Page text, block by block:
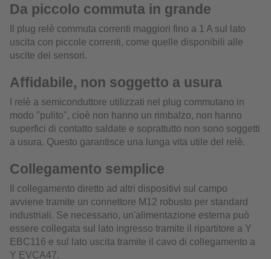
Da piccolo commuta in grande
Il plug relè commuta correnti maggiori fino a 1 A sul lato
uscita con piccole correnti, come quelle disponibili alle
uscite dei sensori.
Affidabile, non soggetto a usura
I relè a semiconduttore utilizzati nel plug commutano in
modo "pulito", cioè non hanno un rimbalzo, non hanno
superfici di contatto saldate e soprattutto non sono soggetti
a usura. Questo garantisce una lunga vita utile del relè.
Collegamento semplice
Il collegamento diretto ad altri dispositivi sul campo
avviene tramite un connettore M12 robusto per standard
industriali. Se necessario, un'alimentazione esterna può
essere collegata sul lato ingresso tramite il ripartitore a Y
EBC116 e sul lato uscita tramite il cavo di collegamento a
Y EVCA47.